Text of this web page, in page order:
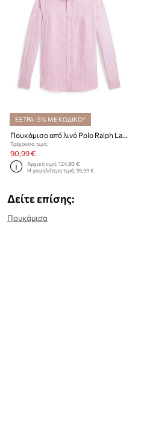
ΕΞΤΡΑ -5% ΜΕ ΚΩΔΙΚΟ*
Τρέχουσα τιμή:
90,99 €
Αρχική τιμή:124,90 €
Η χαμηλότερη τιμή:95,99 €
Δείτε επίσης:
Πουκάμισα